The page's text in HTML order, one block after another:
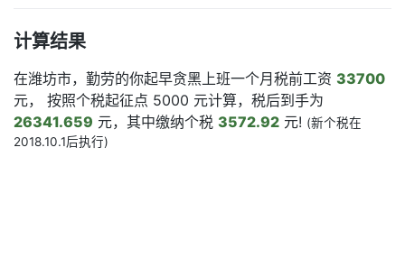
计算结果
在潍坊市，勤劳的你起早贪黑上班一个月税前工资 33700
元， 按照个税起征点 5000 元计算，税后到手为
26341.659 元，其中缴纳个税 3572.92 元! (新个税在
2018.10.1后执行)